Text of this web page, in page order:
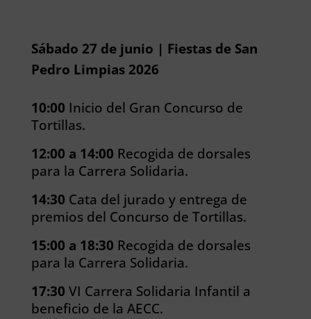
Sábado 27 de junio | Fiestas de San
Pedro Limpias 2026
10:00 Inicio del Gran Concurso de
Tortillas.
12:00 a 14:00 Recogida de dorsales
para la Carrera Solidaria.
14:30 Cata del jurado y entrega de
premios del Concurso de Tortillas.
15:00 a 18:30 Recogida de dorsales
para la Carrera Solidaria.
17:30 VI Carrera Solidaria Infantil a
beneficio de la AECC.